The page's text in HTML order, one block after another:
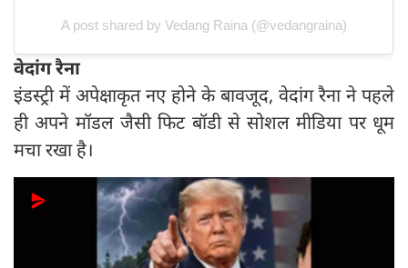
A post shared by Vedang Raina (@vedangraina)
वेदांग रैना
इंडस्ट्री में अपेक्षाकृत नए होने के बावजूद, वेदांग रैना ने पहले
ही अपने मॉडल जैसी फिट बॉडी से सोशल मीडिया पर धूम
मचा रखा है।